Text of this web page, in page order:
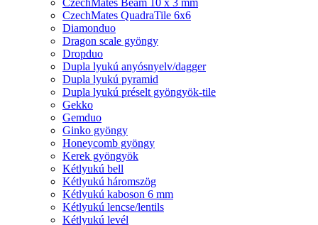
CzechMates Beam 10 x 3 mm
CzechMates QuadraTile 6x6
Diamonduo
Dragon scale gyöngy
Dropduo
Dupla lyukú anyósnyelv/dagger
Dupla lyukú pyramid
Dupla lyukú préselt gyöngyök-tile
Gekko
Gemduo
Ginko gyöngy
Honeycomb gyöngy
Kerek gyöngyök
Kétlyukú bell
Kétlyukú háromszög
Kétlyukú kaboson 6 mm
Kétlyukú lencse/lentils
Kétlyukú levél